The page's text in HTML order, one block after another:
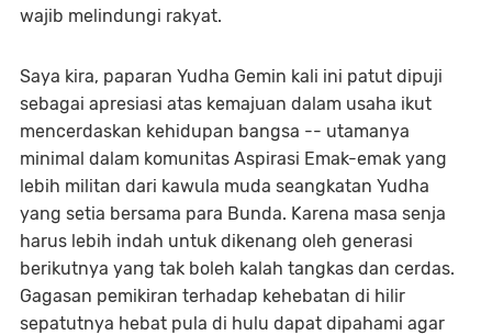
wajib melindungi rakyat.
Saya kira, paparan Yudha Gemin kali ini patut dipuji
sebagai apresiasi atas kemajuan dalam usaha ikut
mencerdaskan kehidupan bangsa -- utamanya
minimal dalam komunitas Aspirasi Emak-emak yang
lebih militan dari kawula muda seangkatan Yudha
yang setia bersama para Bunda. Karena masa senja
harus lebih indah untuk dikenang oleh generasi
berikutnya yang tak boleh kalah tangkas dan cerdas.
Gagasan pemikiran terhadap kehebatan di hilir
sepatutnya hebat pula di hulu dapat dipahami agar